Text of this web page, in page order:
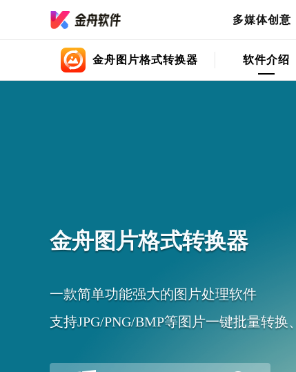
多媒体创意
金舟图片格式转换器 软件介绍
金舟图片格式转换器
一款简单功能强大的图片处理软件
支持JPG/PNG/BMP等图片一键批量转